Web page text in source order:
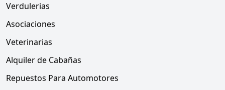
Verdulerias
Asociaciones
Veterinarias
Alquiler de Cabañas
Repuestos Para Automotores